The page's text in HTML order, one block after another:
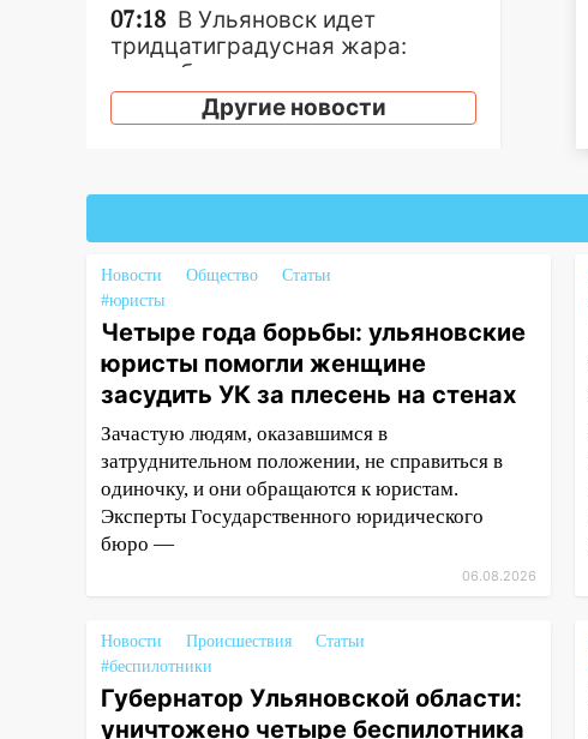
07:18 В Ульяновск идет
тридцатиградусная жара:
какая будет погода в четверг
06:00 Четыре года борьбы:
плесень на стенах
05:00 Кому 6 августа звезды
сулят прибыль, а кому —
испытания на прочность
05.08.2026
22:58 Соцсети: на проспекте
Тюленева ДТП с
20:22 Мошенники обманули 92-
летнюю жительницу
Ульяновской области
19:14
заработал уголовное дело
18:14
Прогноз погоды на 6
августа в Ульяновской области
Другие новости
Новости Общество
Статьи
#юристы
Четыре года борьбы: ульяновские
юристы помогли женщине
засудить УК за плесень на стенах
Зачастую людям, оказавшимся в
затруднительном положении, не справиться в
одиночку, и они обращаются к юристам.
Эксперты Государственного юридического
бюро —
06.08.2026
Новости Происшествия
Статьи
#беспилотники
Губернатор Ульяновской области:
уничтожено четыре беспилотника